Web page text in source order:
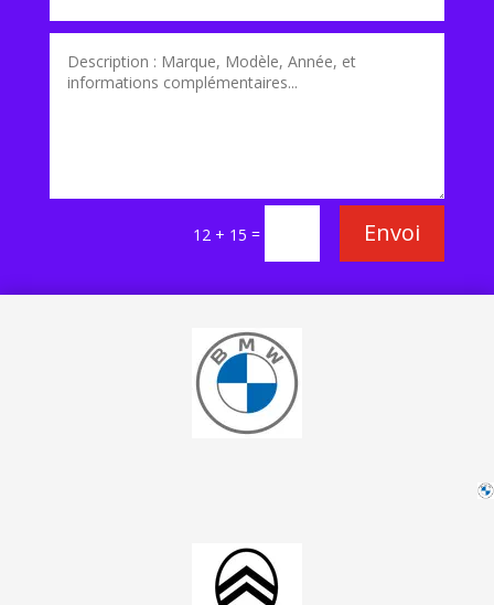
12 + 15 = Envoi